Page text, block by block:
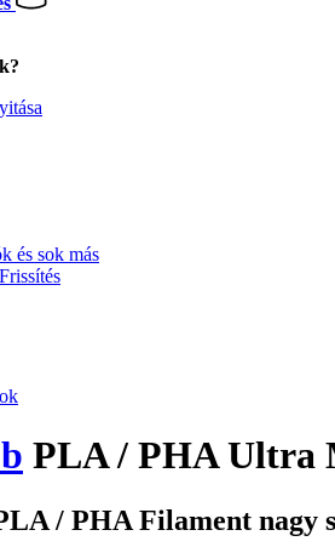
és sok más
PLA / PHA Ultra
/ PHA Filament nagy